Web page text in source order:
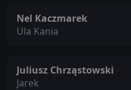
Nel Kaczmarek
Ula Kania
Juliusz Chrząstowski
Jarek